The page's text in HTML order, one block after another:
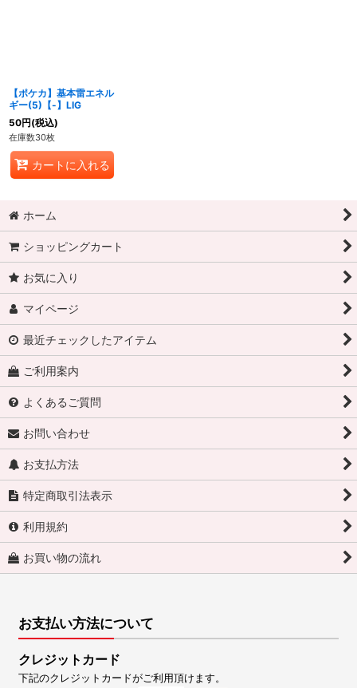
【ポケカ】基本雷エネル
ギー(5)【-】LIG
50円(税込)
在庫数30枚
カートに入れる
ホーム
ショッピングカート
お気に入り
マイページ
最近チェックしたアイテム
ご利用案内
よくあるご質問
お問い合わせ
お支払方法
特定商取引法表示
利用規約
お買い物の流れ
お支払い方法について
クレジットカード
下記のクレジットカードがご利用頂けます。